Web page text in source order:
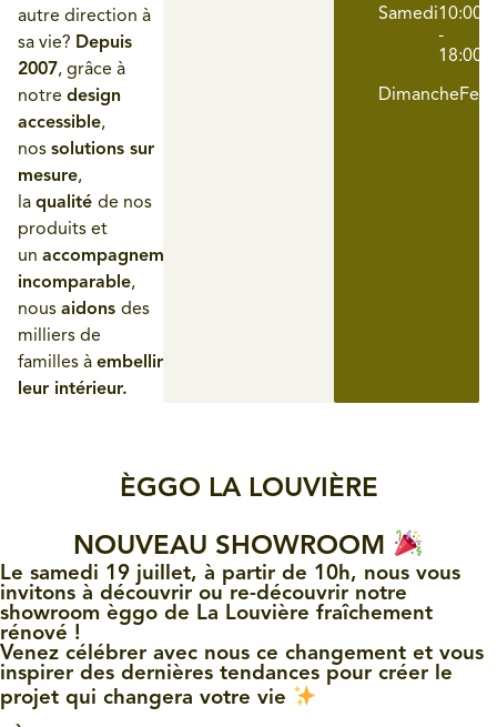
autre direction à
sa vie? Depuis
2007, grâce à
notre design
accessible,
nos solutions sur
mesure,
la qualité de nos
produits et
un accompagnement
incomparable,
nous aidons des
milliers de
familles à embellir
leur intérieur.
Samedi10:00
-
18:00
Dimanche
ÈGGO LA LOUVIÈRE
NOUVEAU SHOWROOM
Le samedi 19 juillet, à partir de 10h, nous vous
invitons à découvrir ou re-découvrir notre
showroom èggo de La Louvière fraîchement
rénové !
Venez célébrer avec nous ce changement et vous
inspirer des dernières tendances pour créer le
projet qui changera votre vie